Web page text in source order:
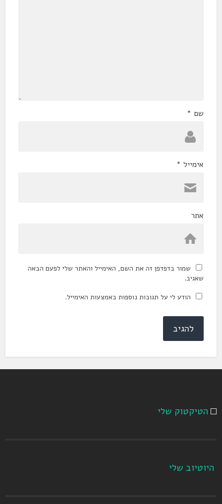
שם *
אימייל *
אתר
שמור בדפדפן זה את השם, האימייל והאתר שלי לפעם הבאה
שאגיב.
הודע לי על תגובות נוספות באמצעות האימייל.
הטיקטוק שלי
היוטיוב שלי